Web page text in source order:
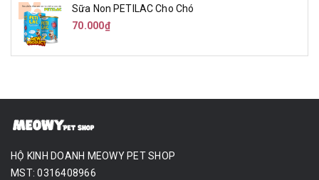
Sữa Non PETILAC Cho Chó
70.000₫
HỘ KINH DOANH MEOWY PET SHOP
MST: 0316408966